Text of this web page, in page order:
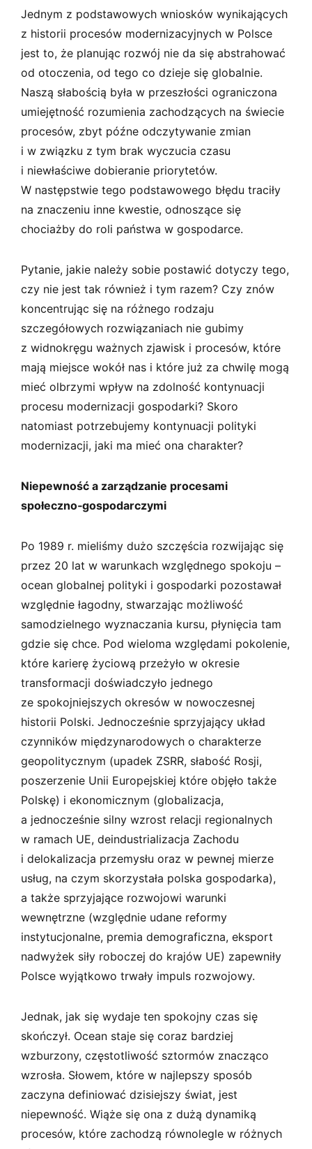
Jednym z podstawowych wniosków wynikających
z historii procesów modernizacyjnych w Polsce
jest to, że planując rozwój nie da się abstrahować
od otoczenia, od tego co dzieje się globalnie.
Naszą słabością była w przeszłości ograniczona
umiejętność rozumienia zachodzących na świecie
procesów, zbyt późne odczytywanie zmian
i w związku z tym brak wyczucia czasu
i niewłaściwe dobieranie priorytetów.
W następstwie tego podstawowego błędu traciły
na znaczeniu inne kwestie, odnoszące się
chociażby do roli państwa w gospodarce.
Pytanie, jakie należy sobie postawić dotyczy tego,
czy nie jest tak również i tym razem? Czy znów
koncentrując się na różnego rodzaju
szczegółowych rozwiązaniach nie gubimy
z widnokręgu ważnych zjawisk i procesów, które
mają miejsce wokół nas i które już za chwilę mogą
mieć olbrzymi wpływ na zdolność kontynuacji
procesu modernizacji gospodarki? Skoro
natomiast potrzebujemy kontynuacji polityki
modernizacji, jaki ma mieć ona charakter?
Niepewność a zarządzanie procesami
społeczno­‑gospodarczymi
Po 1989 r. mieliśmy dużo szczęścia rozwijając się
przez 20 lat w warunkach względnego spokoju –
ocean globalnej polityki i gospodarki pozostawał
względnie łagodny, stwarzając możliwość
samodzielnego wyznaczania kursu, płynięcia tam
gdzie się chce. Pod wieloma względami pokolenie,
które karierę życiową przeżyło w okresie
transformacji doświadczyło jednego
ze spokojniejszych okresów w nowoczesnej
historii Polski. Jednocześnie sprzyjający układ
czynników międzynarodowych o charakterze
geopolitycznym (upadek ZSRR, słabość Rosji,
poszerzenie Unii Europejskiej które objęło także
Polskę) i ekonomicznym (globalizacja,
a jednocześnie silny wzrost relacji regionalnych
w ramach UE, deindustrializacja Zachodu
i delokalizacja przemysłu oraz w pewnej mierze
usług, na czym skorzystała polska gospodarka),
a także sprzyjające rozwojowi warunki
wewnętrzne (względnie udane reformy
instytucjonalne, premia demograficzna, eksport
nadwyżek siły roboczej do krajów UE) zapewniły
Polsce wyjątkowo trwały impuls rozwojowy.
Jednak, jak się wydaje ten spokojny czas się
skończył. Ocean staje się coraz bardziej
wzburzony, częstotliwość sztormów znacząco
wzrosła. Słowem, które w najlepszy sposób
zaczyna definiować dzisiejszy świat, jest
niepewność. Wiąże się ona z dużą dynamiką
procesów, które zachodzą równolegle w różnych